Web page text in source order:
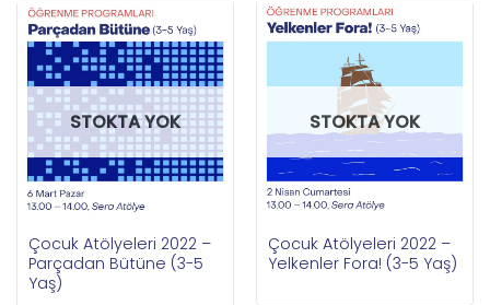
STOKTA YOK
Çocuk Atölyeleri 2022 –
Parçadan Bütüne (3-5
Yaş)
STOKTA YOK
Çocuk Atölyeleri 2022 –
Yelkenler Fora! (3-5 Yaş)